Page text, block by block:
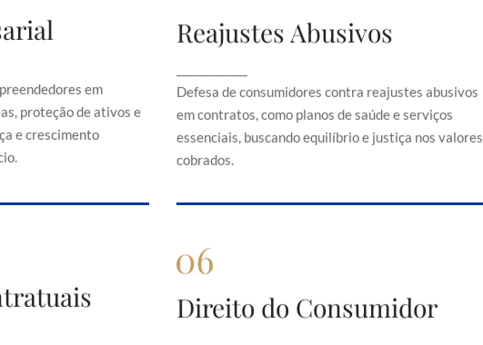
em
proteção de ativos e
e crescimento
proteção de
segurança e
o seu negócio.
Reajustes Abusivos
Defesa de consumidores contra reajustes abusivos
em contratos, como planos de saúde e serviços
essenciais, buscando equilíbrio e justiça nos valores
cobrados.
Reajustes Abusivos
serviços essenciais, buscando equilíbrio e
justiça nos valores cobrados.
respeitados e
Direito do Consumidor
Direito do Consumidor